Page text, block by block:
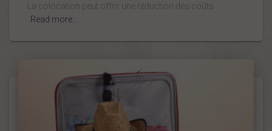
La colocation peut offrir une réduction des coûts
Read more…